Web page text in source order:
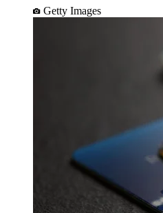
Getty Images